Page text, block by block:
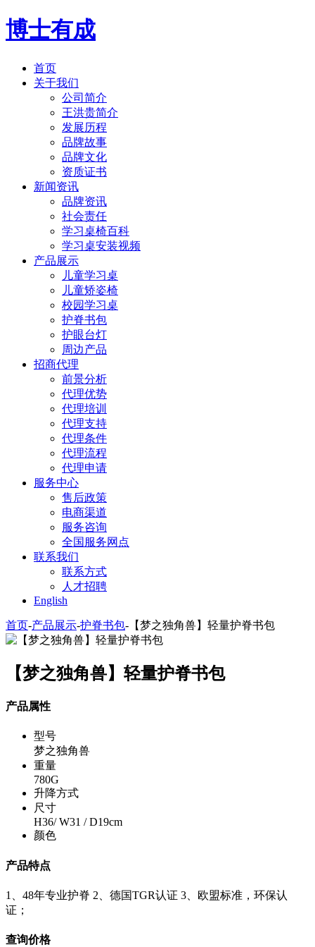
博士有成
首页
关于我们
公司简介
王洪贵简介
发展历程
品牌故事
品牌文化
资质证书
新闻资讯
品牌资讯
社会责任
学习桌椅百科
学习桌安装视频
产品展示
儿童学习桌
儿童矫姿椅
校园学习桌
护脊书包
护眼台灯
周边产品
招商代理
前景分析
代理优势
代理培训
代理支持
代理条件
代理流程
代理申请
服务中心
售后政策
电商渠道
服务咨询
全国服务网点
联系我们
联系方式
人才招聘
English
首页-产品展示-护脊书包- 【梦之独角兽】轻量护脊书包
【梦之独角兽】轻量护脊书包
产品属性
型号
梦之独角兽
重量
780G
升降方式
尺寸
H36/ W31 / D19cm
颜色
产品特点
1、48年专业护脊 2、德国TGR认证 3、欧盟标准，环保认
证；
查询价格